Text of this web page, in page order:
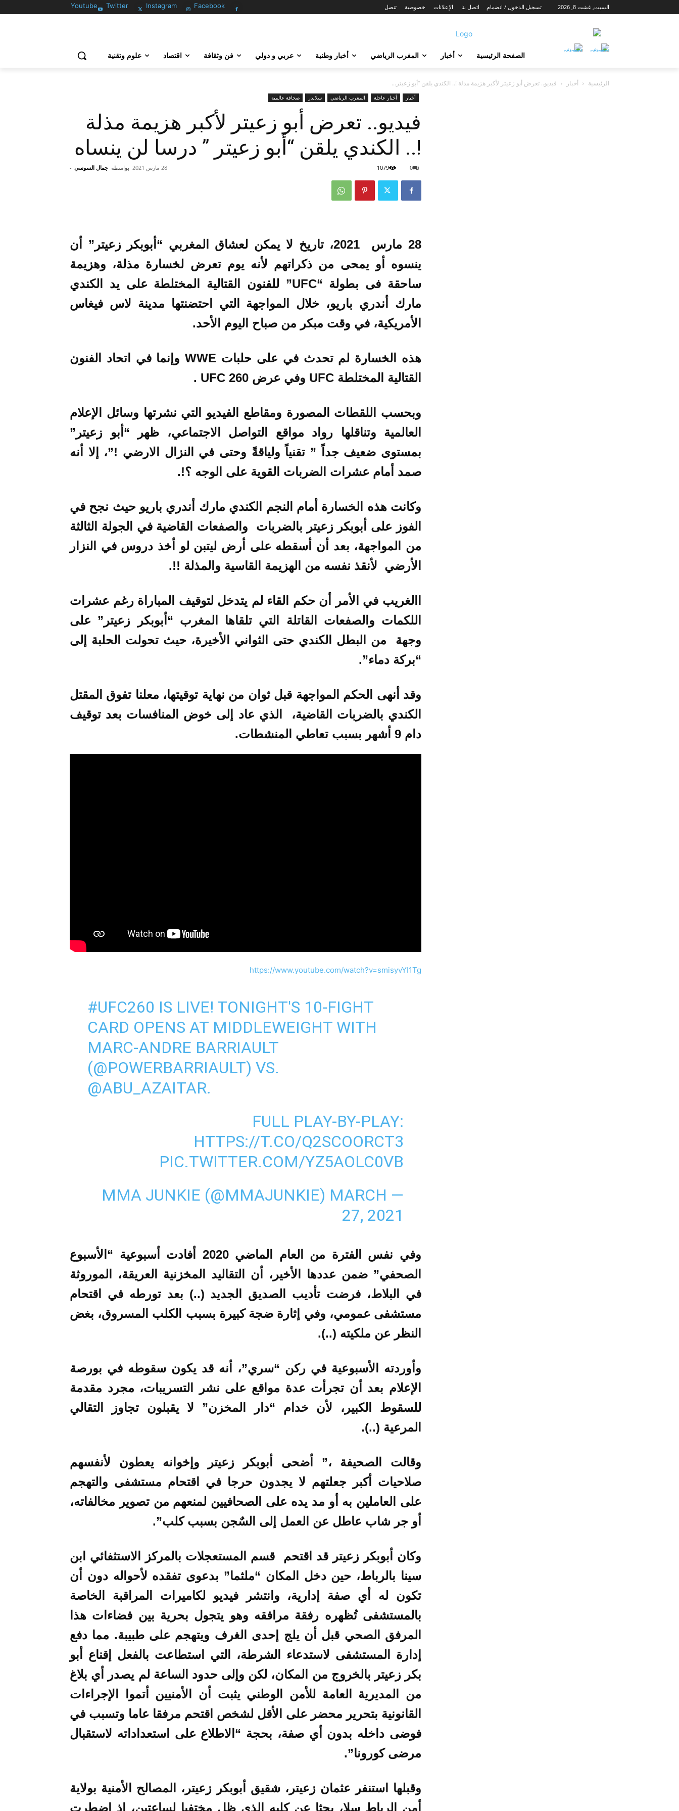
Facebook
Instagram
Twitter
Youtube السبت, غشت 8, 2026 تسجيل الدخول / انضمام تنصل خصوصية الإعلانات اتصل بنا
الصفحة الرئيسية أخبار المغرب الرياضي أخبار وطنية عربي و دولي فن وثقافة اقتصاد علوم وتقنية
الرئيسية أخبار فيديو.. تعرض أبو زعيتر لأكبر هزيمة مذلة !.. الكندي يلقن “أبو زعيتر...
أخبار أخبار عاجلة المغرب الرياضي سلايدر صحافة عالمية
فيديو.. تعرض أبو زعيتر لأكبر هزيمة مذلة
!.. الكندي يلقن “أبو زعيتر ” درسا لن ينساه
بواسطة جمال السوسي - 28 مارس 2021 0
1079
28 مارس 2021، تاريخ لا يمكن لعشاق المغربي “أبوبكر زعيتر” أن
ينسوه أو يمحى من ذكراتهم لأنه يوم تعرض لخسارة مذلة، وهزيمة
ساحقة فى بطولة “UFC” للفنون القتالية المختلطة على يد
الكندي
مارك أندري باريو، خلال المواجهة التي احتضنتها مدينة لاس فيغاس
الأمريكية، في وقت مبكر من صباح اليوم الأحد.
هذه الخسارة لم تحدث في على حلبات WWE وإنما في اتحاد الفنون
القتالية المختلطة UFC وفي عرض UFC 260 .
وبحسب اللقطات المصورة ومقاطع الفيديو التي نشرتها وسائل الإعلام
العالمية وتناقلها رواد مواقع التواصل الاجتماعي، ظهر “أبو زعيتر”
بمستوى ضعيف جداً ” تقنياً ولياقةً وحتى في النزال الارضي !”، إلا أنه
صمد أمام عشرات الضربات القوية على الوجه ؟!.
وكانت هذه الخسارة أمام النجم الكندي مارك أندري باريو حيث نجح في
الفوز على أبوبكر زعيتر بالضربات والصفعات القاضية في الجولة الثالثة
من المواجهة، بعد أن أسقطه على أرض ليتبن لو أخذ دروس في النزار
الأرضي لأنقذ نفسه من الهزيمة القاسية والمذلة !!.
االغريب في الأمر أن حكم القاء لم يتدخل لتوقيف المباراة رغم عشرات
اللكمات والصفعات القاتلة التي تلقاها المغرب “أبوبكر زعيتر” على
وجهة من البطل الكندي حتى الثواني الأخيرة، حيث تحولت الحلبة إلى
“بركة دماء”.
وقد أنهى الحكم المواجهة قبل ثوان من نهاية توقيتها، معلنا تفوق المقتل
الكندي بالضربات القاضية، الذي عاد إلى خوض المنافسات بعد توقيف
دام 9 أشهر بسبب تعاطي المنشطات.
https://www.youtube.com/watch?v=smisyvYI1Tg
#UFC260 IS LIVE! TONIGHT'S 10-FIGHT
CARD OPENS AT MIDDLEWEIGHT WITH
MARC-ANDRE BARRIAULT
(@POWERBARRIAULT) VS.
@ABU_AZAITAR.
FULL PLAY-BY-PLAY:
HTTPS://T.CO/Q2SCOORCT3
PIC.TWITTER.COM/YZ5AOLC0VB
— MMA JUNKIE (@MMAJUNKIE)
MARCH
27, 2021
وفي نفس الفترة من العام الماضي 2020 أفادت أسبوعية “الأسبوع
الصحفي” ضمن عددها الأخير، أن التقاليد المخزنية العريقة، الموروثة
في البلاط، فرضت تأديب الصديق الجديد (..) بعد تورطه في اقتحام
مستشفى عمومي، وفي إثارة ضجة كبيرة بسبب الكلب المسروق، بغض
النظر عن ملكيته (..).
وأوردته الأسبوعية في ركن “سري”، أنه قد يكون سقوطه في بورصة
الإعلام بعد أن تجرأت عدة مواقع على نشر التسريبات، مجرد مقدمة
للسقوط الكبير، لأن خدام “دار المخزن” لا يقبلون تجاوز التقالي
المرعية (..).
وقالت الصحيفة ،” أضحى أبوبكر زعيتر وإخوانه يعطون لأنفسهم
صلاحيات أكبر جعلتهم لا يجدون حرجا في اقتحام مستشفى والتهجم
على العاملين به أو مد يده على الصحافيين لمنعهم من تصوير مخالفاته،
أو جر شاب عاطل عن العمل إلى السٌجن بسبب كلب”.
وكان أبوبكر زعيتر قد اقتحم قسم المستعجلات بالمركز الاستثفائي ابن
سينا بالرباط، حين دخل المكان “ملثما” بدعوى تفقده لأحواله دون أن
تكون له أي صفة إدارية، وانتشر فيديو لكاميرات المراقبة الخاصة
بالمستشفى تُظهره رفقة مرافقه وهو يتجول بحرية بين فضاءات هذا
المرفق الصحي قبل أن يلج إحدى الغرف ويتهجم على طبيبة. مما دفع
إدارة المستشفى لاستدعاء الشرطة، التي استطاعت بالفعل إقناع أبو
بكر زعيتر بالخروج من المكان، لكن وإلى حدود الساعة لم يصدر أي بلاغ
من المديرية العامة للأمن الوطني يثبت أن الأمنيين أتموا الإجراءات
القانونية بتحرير محضر على الأقل لشخص اقتحم مرفقا عاما وتسبب في
فوضى داخله بدون أي صفة، بحجة “الاطلاع على استعداداته لاستقبال
مرضى كورونا”.
وقبلها استنفر عثمان زعيتر، شقيق أبوبكر زعيتر، المصالح الأمنية بولاية
أمن الرباط سلا، بحثا عن كلبه الذي ظل مختفيا لساعتين، إذ اضطرت